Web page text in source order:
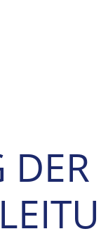
DER